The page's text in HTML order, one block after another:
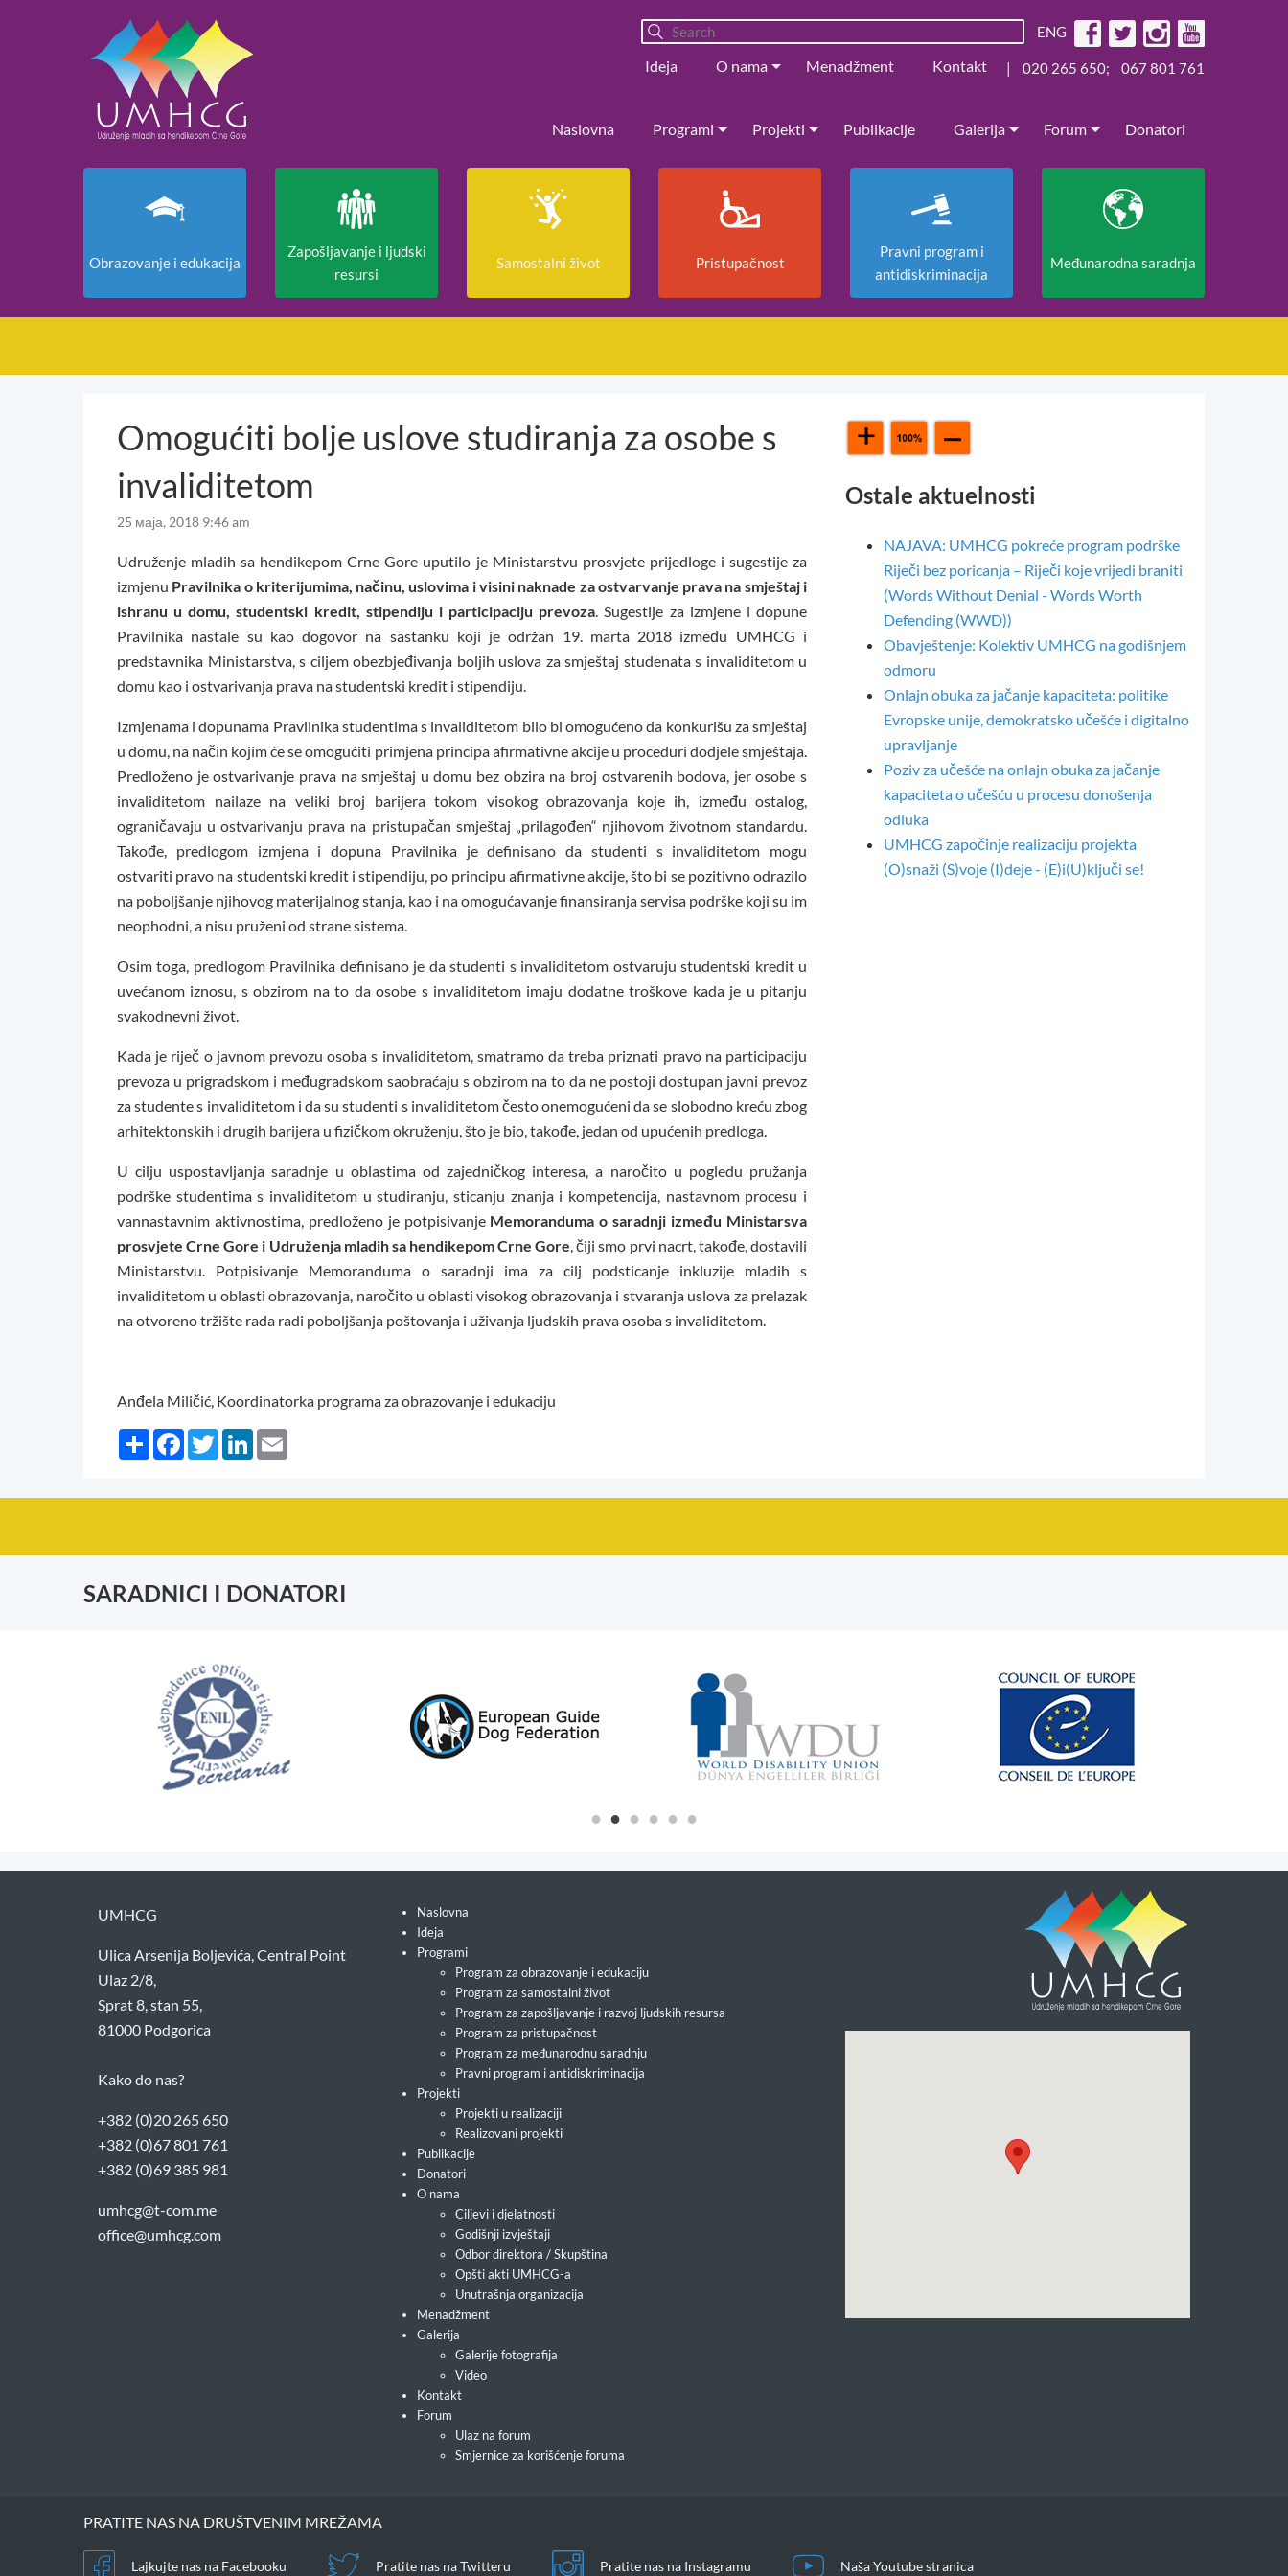
ENG
Ideja O nama Menadžment Kontakt | 020 265 650; 067 801 761
Naslovna Programi Projekti Publikacije Galerija Forum Donatori
Obrazovanje i edukacija
Zapošljavanje i ljudski
resursi
Samostalni život Pristupačnost
Pravni program i
antidiskriminacija
Međunarodna saradnja
Omogućiti bolje uslove studiranja za osobe s
invaliditetom
25 маја, 2018 9:46 am
Udruženje mladih sa hendikepom Crne Gore uputilo je Ministarstvu prosvjete prijedloge i sugestije za
izmjenu Pravilnika o kriterijumima, načinu, uslovima i visini naknade za ostvarvanje prava na smještaj i
ishranu u domu, studentski kredit, stipendiju i participaciju prevoza. Sugestije za izmjene i dopune
Pravilnika nastale su kao dogovor na sastanku koji je održan 19. marta 2018 između UMHCG i
predstavnika Ministarstva, s ciljem obezbjeđivanja boljih uslova za smještaj studenata s invaliditetom u
domu kao i ostvarivanja prava na studentski kredit i stipendiju.
Izmjenama i dopunama Pravilnika studentima s invaliditetom bilo bi omogućeno da konkurišu za smještaj
u domu, na način kojim će se omogućiti primjena principa afirmativne akcije u proceduri dodjele smještaja.
Predloženo je ostvarivanje prava na smještaj u domu bez obzira na broj ostvarenih bodova, jer osobe s
invaliditetom nailaze na veliki broj barijera tokom visokog obrazovanja koje ih, između ostalog,
ograničavaju u ostvarivanju prava na pristupačan smještaj „prilagođen“ njihovom životnom standardu.
Takođe, predlogom izmjena i dopuna Pravilnika je definisano da studenti s invaliditetom mogu
ostvariti pravo na studentski kredit i stipendiju, po principu afirmativne akcije, što bi se pozitivno odrazilo
na poboljšanje njihovog materijalnog stanja, kao i na omogućavanje finansiranja servisa podrške koji su im
neophodni, a nisu pruženi od strane sistema.
Osim toga, predlogom Pravilnika definisano je da studenti s invaliditetom ostvaruju studentski kredit u
uvećanom iznosu, s obzirom na to da osobe s invaliditetom imaju dodatne troškove kada je u pitanju
svakodnevni život.
Kada je riječ o javnom prevozu osoba s invaliditetom, smatramo da treba priznati pravo na participaciju
prevoza u prigradskom i međugradskom saobraćaju s obzirom na to da ne postoji dostupan javni prevoz
za studente s invaliditetom i da su studenti s invaliditetom često onemogućeni da se slobodno kreću zbog
arhitektonskih i drugih barijera u fizičkom okruženju, što je bio, takođe, jedan od upućenih predloga.
U cilju uspostavljanja saradnje u oblastima od zajedničkog interesa, a naročito u pogledu pružanja
podrške studentima s invaliditetom u studiranju, sticanju znanja i kompetencija, nastavnom procesu i
vannastavnim aktivnostima, predloženo je potpisivanje Memoranduma o saradnji između Ministarsva
prosvjete Crne Gore i Udruženja mladih sa hendikepom Crne Gore, čiji smo prvi nacrt, takođe, dostavili
Ministarstvu. Potpisivanje Memoranduma o saradnji ima za cilj podsticanje inkluzije mladih s
invaliditetom u oblasti obrazovanja, naročito u oblasti visokog obrazovanja i stvaranja uslova za prelazak
na otvoreno tržište rada radi poboljšanja poštovanja i uživanja ljudskih prava osoba s invaliditetom.
Anđela Miličić, Koordinatorka programa za obrazovanje i edukaciju
Share FacebookTwitterLinkedIn
Ostale aktuelnosti
NAJAVA: UMHCG pokreće program podrške
Riječi bez poricanja – Riječi koje vrijedi braniti
(Words Without Denial - Words Worth
Defending (WWD))
Obavještenje: Kolektiv UMHCG na godišnjem
odmoru
Onlajn obuka za jačanje kapaciteta: politike
Evropske unije, demokratsko učešće i digitalno
upravljanje
Poziv za učešće na onlajn obuka za jačanje
kapaciteta o učešću u procesu donošenja
odluka
UMHCG započinje realizaciju projekta
(O)snaži (S)voje (I)deje - (E)i(U)ključi se!
SARADNICI I DONATORI
UMHCG
Ulica Arsenija Boljevića, Central Point
Ulaz 2/8,
Sprat 8, stan 55,
81000 Podgorica
Kako do nas?
+382 (0)20 265 650
+382 (0)67 801 761
+382 (0)69 385 981
umhcg@t-com.me
office@umhcg.com
Naslovna
Ideja
Programi
Program za obrazovanje i edukaciju
Program za samostalni život
Program za zapošljavanje i razvoj ljudskih resursa
Program za pristupačnost
Program za međunarodnu saradnju
Pravni program i antidiskriminacija
Projekti
Projekti u realizaciji
Realizovani projekti
Publikacije
Donatori
O nama
Ciljevi i djelatnosti
Godišnji izvještaji
Odbor direktora / Skupština
Opšti akti UMHCG-a
Unutrašnja organizacija
Menadžment
Galerija
Galerije fotografija
Video
Kontakt
Forum
Ulaz na forum
Smjernice za korišćenje foruma
PRATITE NAS NA DRUŠTVENIM MREŽAMA
Lajkujte nas na Facebooku Pratite nas na Twitteru Pratite nas na Instagramu Naša Youtube stranica